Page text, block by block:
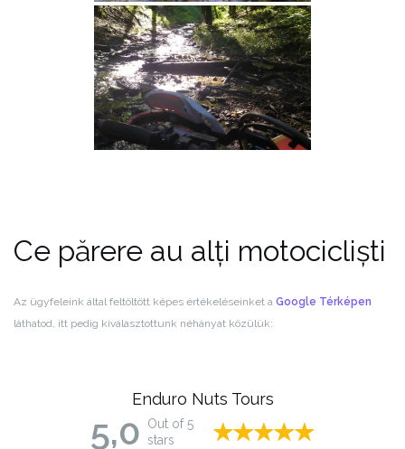
Ce părere au alți motocicliști
Az ügyfeleink által feltöltött képes értékeléseinket a Google Térképen
láthatod, itt pedig kiválasztottunk néhányat közülük:
Enduro Nuts Tours
5,0
Out of 5
stars